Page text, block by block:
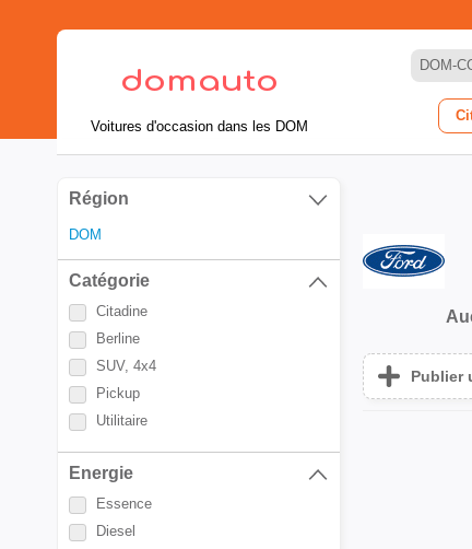
Voitures d'occasion dans les DOM
DOM-
Région
DOM
Catégorie
Citadine
Berline
SUV, 4x4
Pickup
Utilitaire
Energie
Essence
Diesel
Publier